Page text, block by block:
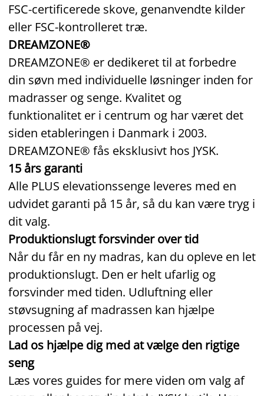
FSC‑certificerede skove, genanvendte kilder
eller FSC‑kontrolleret træ.
DREAMZONE®
DREAMZONE® er dedikeret til at forbedre
din søvn med individuelle løsninger inden for
madrasser og senge. Kvalitet og
funktionalitet er i centrum og har været det
siden etableringen i Danmark i 2003.
DREAMZONE® fås eksklusivt hos JYSK.
15 års garanti
Alle PLUS elevationssenge leveres med en
udvidet garanti på 15 år, så du kan være tryg i
dit valg.
Produktionslugt forsvinder over tid
Når du får en ny madras, kan du opleve en let
produktionslugt. Den er helt ufarlig og
forsvinder med tiden. Udluftning eller
støvsugning af madrassen kan hjælpe
processen på vej.
Lad os hjælpe dig med at vælge den rigtige
seng
Læs vores guides for mere viden om valg af